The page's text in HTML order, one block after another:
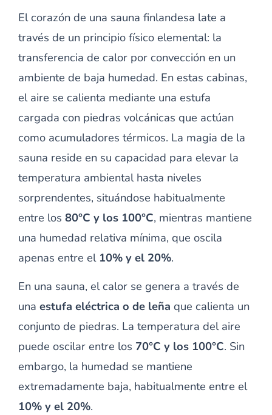
El corazón de una sauna finlandesa late a
través de un principio físico elemental: la
transferencia de calor por convección en un
ambiente de baja humedad. En estas cabinas,
el aire se calienta mediante una estufa
cargada con piedras volcánicas que actúan
como acumuladores térmicos. La magia de la
sauna reside en su capacidad para elevar la
temperatura ambiental hasta niveles
sorprendentes, situándose habitualmente
entre los 80°C y los 100°C, mientras mantiene
una humedad relativa mínima, que oscila
apenas entre el 10% y el 20%.
En una sauna, el calor se genera a través de
una estufa eléctrica o de leña que calienta un
conjunto de piedras. La temperatura del aire
puede oscilar entre los 70°C y los 100°C. Sin
embargo, la humedad se mantiene
extremadamente baja, habitualmente entre el
10% y el 20%.